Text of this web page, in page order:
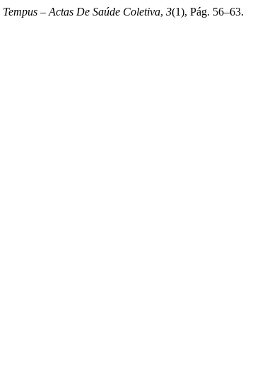
Tempus – Actas De Saúde Coletiva, 3(1), Pág. 56–63.